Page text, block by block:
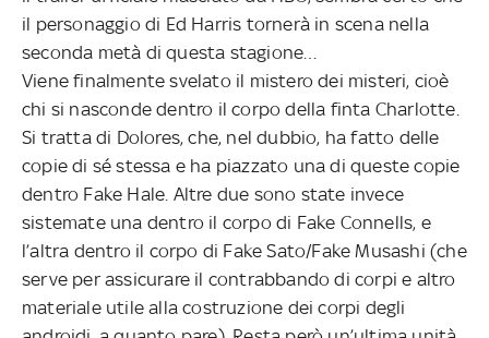
il personaggio di Ed Harris tornerà in scena nella
seconda metà di questa stagione…
Viene finalmente svelato il mistero dei misteri, cioè
chi si nasconde dentro il corpo della finta Charlotte.
Si tratta di Dolores, che, nel dubbio, ha fatto delle
copie di sé stessa e ha piazzato una di queste copie
dentro Fake Hale. Altre due sono state invece
sistemate una dentro il corpo di Fake Connells, e
l’altra dentro il corpo di Fake Sato/Fake Musashi (che
serve per assicurare il contrabbando di corpi e altro
materiale utile alla costruzione dei corpi degli